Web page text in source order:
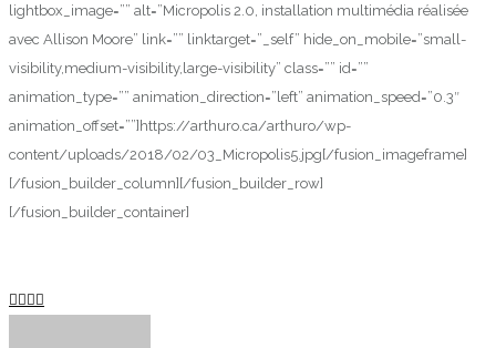
lightbox_image=”” alt=”Micropolis 2.0, installation multimédia réalisée
avec Allison Moore” link=”” linktarget=”_self” hide_on_mobile=”small-
visibility,medium-visibility,large-visibility” class=”” id=””
animation_type=”” animation_direction=”left” animation_speed=”0.3″
animation_offset=””]https://arthuro.ca/arthuro/wp-
content/uploads/2018/02/03_Micropolis5.jpg[/fusion_imageframe]
[/fusion_builder_column][/fusion_builder_row]
[/fusion_builder_container]